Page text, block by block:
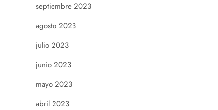
septiembre 2023
agosto 2023
julio 2023
junio 2023
mayo 2023
abril 2023